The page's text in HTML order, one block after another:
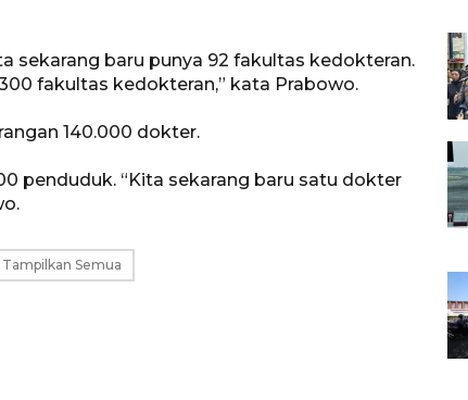
sekarang baru punya 92 fakultas kedokteran.
fakultas kedokteran,” kata Prabowo.
140.000 dokter.
penduduk. “Kita sekarang baru satu dokter
Tampilkan Semua